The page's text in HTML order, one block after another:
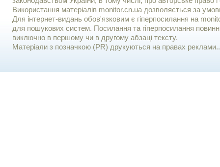
Використання матерiалiв monitor.cn.ua дозволяється за
Для iнтернет-видань обов'язковим є гiперпосилання на
для пошукових систем. Посилання та гіперпосилання
виключно в першому чи в другому абзаці тексту.
Матеріали з позначкою (PR) друкуються на правах реклами..